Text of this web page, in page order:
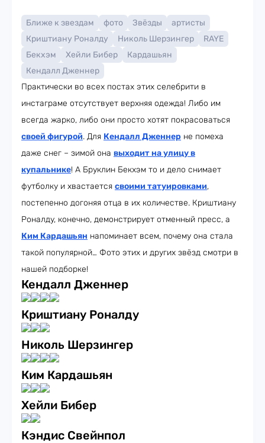
Ближе к звездам фото Звёзды
артисты
Криштиану Роналду
Николь Шерзингер
RAYE
Бекхэм
Хейли Бибер
Кардашьян
Кендалл Дженнер
Практически во всех постах этих селебрити в
инстаграме отсутствует верхняя одежда! Либо им
всегда жарко, либо они просто хотят покрасоваться
своей фигурой. Для Кендалл Дженнер не помеха
даже снег – зимой она выходит на улицу в
купальнике! А Бруклин Бекхэм то и дело снимает
футболку и хвастается своими татуировками,
постепенно догоняя отца в их количестве. Криштиану
Роналду, конечно, демонстрирует отменный пресс, а
Ким Кардашьян напоминает всем, почему она стала
такой популярной… Фото этих и других звёзд смотри в
нашей подборке!
Кендалл Дженнер
Криштиану Роналду
Николь Шерзингер
Ким Кардашьян
Хейли Бибер
Кэндис Свейнпол